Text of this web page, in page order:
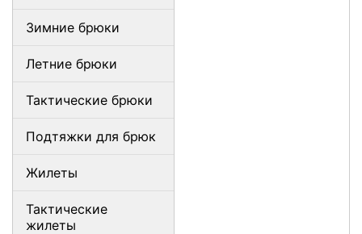
Зимние брюки
Летние брюки
Тактические брюки
Подтяжки для брюк
Жилеты
Тактические
жилеты